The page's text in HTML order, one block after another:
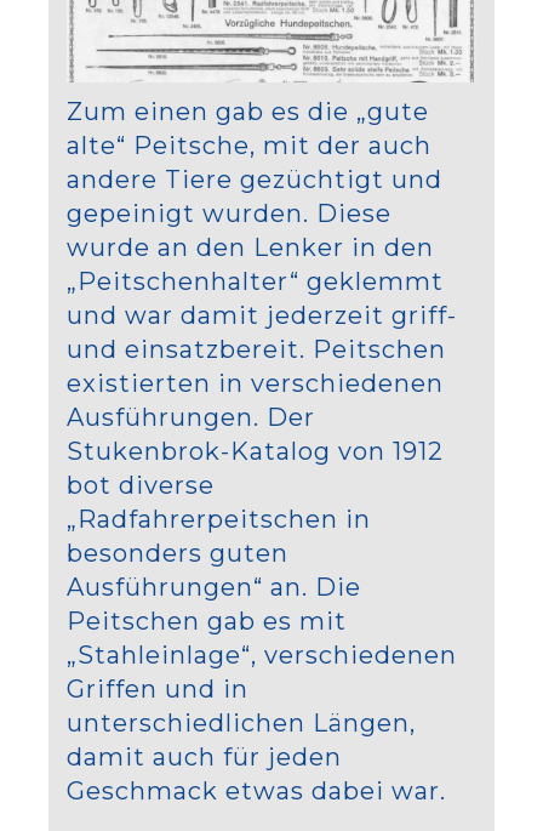
Zum einen gab es die „gute
alte“ Peitsche, mit der auch
andere Tiere gezüchtigt und
gepeinigt wurden. Diese
wurde an den Lenker in den
„Peitschenhalter“ geklemmt
und war damit jederzeit griff-
und einsatzbereit. Peitschen
existierten in verschiedenen
Ausführungen. Der
Stukenbrok-Katalog von 1912
bot diverse
„Radfahrerpeitschen in
besonders guten
Ausführungen“ an. Die
Peitschen gab es mit
„Stahleinlage“, verschiedenen
Griffen und in
unterschiedlichen Längen,
damit auch für jeden
Geschmack etwas dabei war.